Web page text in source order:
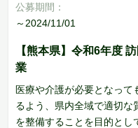
公募期間：
～2024/11/01
【熊本県】令和6年度
業
医療や介護が必要となって
るよう、県内全域で適切な
を整備することを目的とし